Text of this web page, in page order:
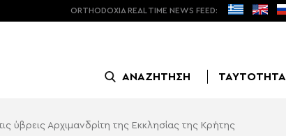
ORTHODOXIA REAL TIME NEWS FEED:
ΑΝΑΖΗΤΗΣΗ ΤΑΥΤΟΤΗΤΑ
ύβρεις Αρχιμανδρίτη της Εκκλησίας της Κρήτης